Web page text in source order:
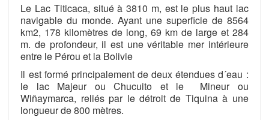
Le Lac Titicaca, situé à 3810 m, est le plus haut lac
navigable du monde. Ayant une superficie de 8564
km2, 178 kilomètres de long, 69 km de large et 284
m. de profondeur, il est une véritable mer intérieure
entre le Pérou et la Bolivie
Il est formé principalement de deux étendues d´eau :
le lac Majeur ou Chucuito et le Mineur ou
Wiñaymarca, reliés par le détroit de Tiquina à une
longueur de 800 mètres.